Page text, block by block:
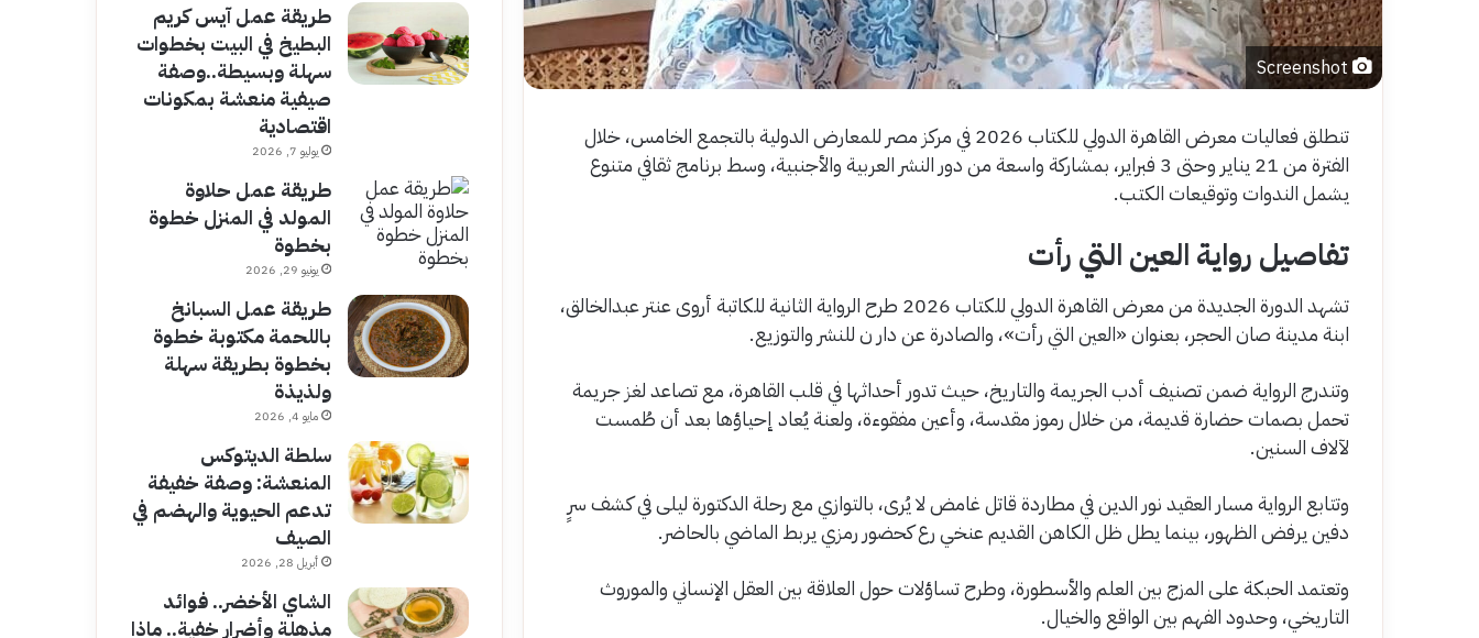
تنطلق فعاليات معرض القاهرة الدولي للكتاب 2026 في مركز مصر للمعارض الدولية بالتجمع الخامس، خلال
الفترة من 21 يناير وحتى 3 فبراير، بمشاركة واسعة من دور النشر العربية والأجنبية، وسط برنامج ثقافي متنوع
يشمل الندوات وتوقيعات الكتب.
تفاصيل رواية العين التي رأت
تشهد الدورة الجديدة من معرض القاهرة الدولي للكتاب 2026 طرح الرواية الثانية للكاتبة أروى عنتر عبدالخالق،
ابنة مدينة صان الحجر، بعنوان «العين التي رأت»، والصادرة عن دار ن للنشر والتوزيع.
وتندرج الرواية ضمن تصنيف أدب الجريمة والتاريخ، حيث تدور أحداثها في قلب القاهرة، مع تصاعد لغز جريمة
تحمل بصمات حضارة قديمة، من خلال رموز مقدسة، وأعين مفقوءة، ولعنة يُعاد إحياؤها بعد أن طُمست
لآلاف السنين.
وتتابع الرواية مسار العقيد نور الدين في مطاردة قاتل غامض لا يُرى، بالتوازي مع رحلة الدكتورة ليلى في كشف سرٍ
دفين يرفض الظهور، بينما يطل ظل الكاهن القديم عنخي رع كحضور رمزي يربط الماضي بالحاضر.
وتعتمد الحبكة على المزج بين العلم والأسطورة، وطرح تساؤلات حول العلاقة بين العقل الإنساني والموروث
التاريخي، وحدود الفهم بين الواقع والخيال.
طريقة عمل آيس كريم
البطيخ في البيت بخطوات
سهلة وبسيطة..وصفة
صيفية منعشة بمكونات
اقتصادية
يوليو 7, 2026
طريقة عمل حلاوة
المولد في المنزل خطوة
بخطوة
يونيو 29, 2026
طريقة عمل السبانخ
باللحمة مكتوبة خطوة
بخطوة بطريقة سهلة
ولذيذة
مايو 4, 2026
سلطة الديتوكس
المنعشة: وصفة خفيفة
تدعم الحيوية والهضم في
الصيف
أبريل 28, 2026
الشاي الأخضر.. فوائد
مذهلة وأضرار خفية.. ماذا